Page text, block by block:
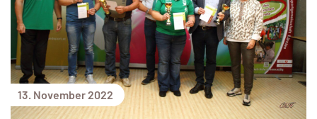
13. November 2022